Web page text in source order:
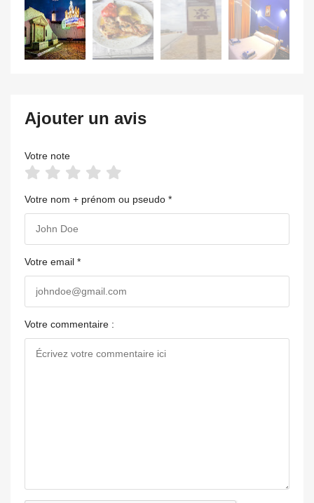
Ajouter un avis
Votre note
Votre nom + prénom ou pseudo *
Votre email *
Votre commentaire :